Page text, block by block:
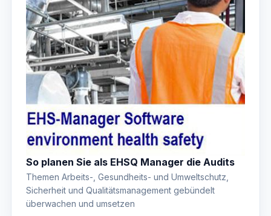
So planen Sie als EHSQ Manager die Audits
Themen Arbeits-, Gesundheits- und Umweltschutz,
Sicherheit und Qualitätsmanagement gebündelt
überwachen und umsetzen